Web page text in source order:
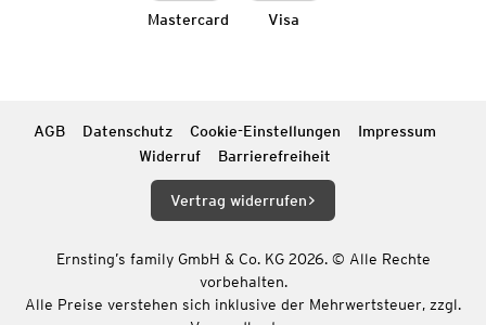
Mastercard Visa
AGB Datenschutz Cookie-Einstellungen
Impressum
Widerruf
Barrierefreiheit
Vertrag widerrufen
Ernsting’s family GmbH & Co. KG 2026. © Alle Rechte
vorbehalten.
Alle Preise verstehen sich inklusive der Mehrwertsteuer, zzgl.